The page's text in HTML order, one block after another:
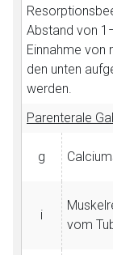
Abstand von
Einnahme von
den unten
werden.
Parenterale
g
i
vom